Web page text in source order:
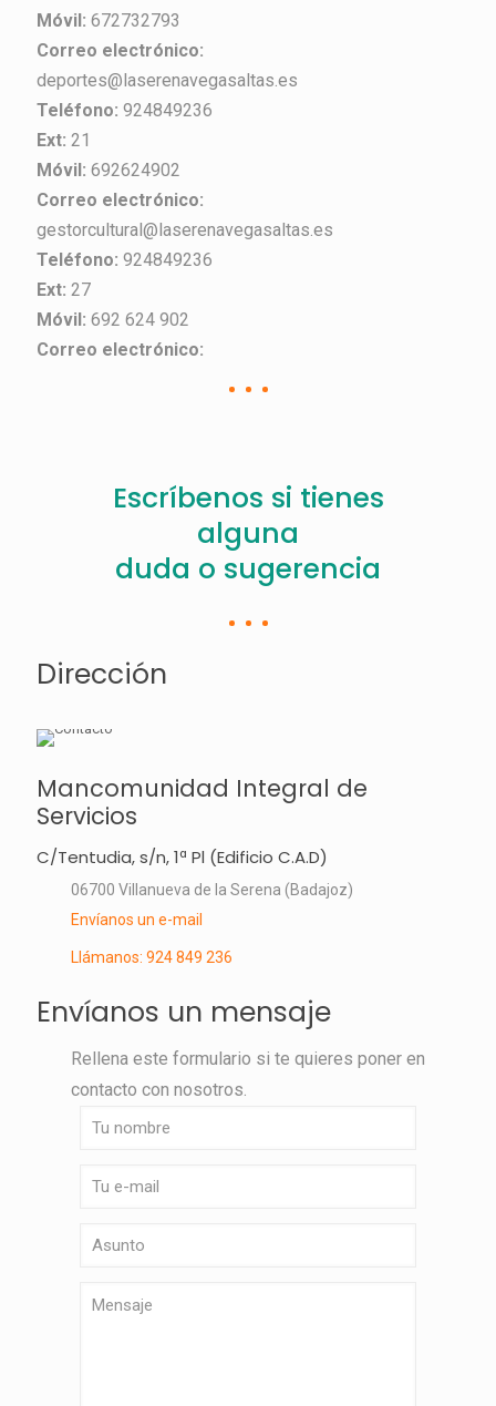
Móvil: 672732793
Correo electrónico:
deportes@laserenavegasaltas.es
Teléfono: 924849236
Ext: 21
Móvil: 692624902
Correo electrónico:
gestorcultural@laserenavegasaltas.es
Teléfono: 924849236
Ext: 27
Móvil: 692 624 902
Correo electrónico:
Escríbenos si tienes
alguna
duda o sugerencia
Dirección
Mancomunidad Integral de
Servicios
C/Tentudia, s/n, 1ª Pl (Edificio C.A.D)
06700 Villanueva de la Serena (Badajoz)
Envíanos un e-mail
Llámanos: 924 849 236
Envíanos un mensaje
Rellena este formulario si te quieres poner en
contacto con nosotros.